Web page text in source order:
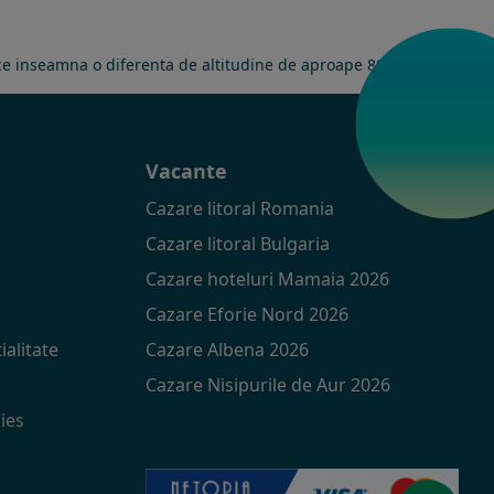
o diferenta de altitudine de aproape 800 m.
Vacante
Cazare litoral Romania
Cazare litoral Bulgaria
Cazare hoteluri Mamaia 2026
Cazare Eforie Nord 2026
Cazare Albena 2026
Cazare Nisipurile de Aur 2026